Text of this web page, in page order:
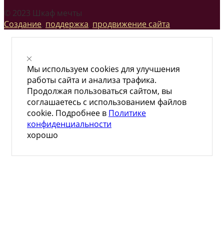
© 2023 Шкаф мечты
Создание, поддержка, продвижение сайта
Мы используем cookies для улучшения
работы сайта и анализа трафика.
Продолжая пользоваться сайтом, вы
соглашаетесь с использованием файлов
cookie. Подробнее в Политике
конфиденциальности
хорошо